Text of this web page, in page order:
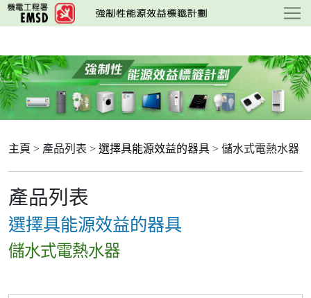
跳
至
要
內
容
主頁 > 產品列表 > 選擇具能源效益的器具 > 儲水式電熱水器
產品列表
選擇具能源效益的器具
儲水式電熱水器